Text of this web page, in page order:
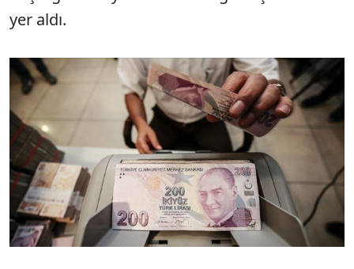
yer aldı.